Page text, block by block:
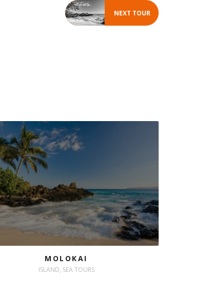
NEXT TOUR
MOLOKAI
ISLAND, SEA TOURS